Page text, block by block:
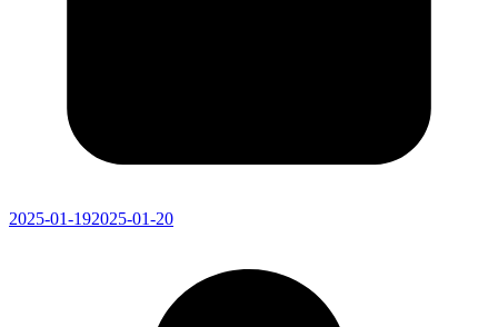
2025-01-192025-01-20